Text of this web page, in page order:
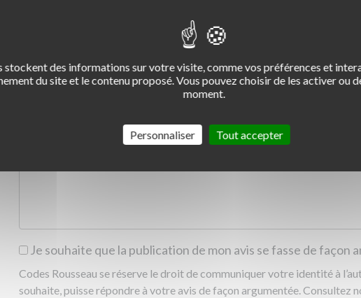
1
2 3 4
Je souhaite que la publication de mon avis se fasse de façon
Codes Rousseau se réserve le droit de communiquer votre identité à
souhaite, puisse répondre à votre avis de façon argumentée. Consultez
stockent des informations sur votre visite, comme vos préférences et
du site et le contenu proposé. Vous pouvez choisir de les activer ou
moment.
Tout accepter
Personnaliser